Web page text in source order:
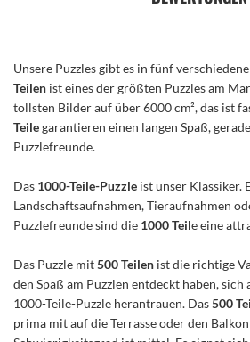
Unsere Puzzles gibt es in fünf
Teilen ist eines der größten Puzzles am
tollsten Bilder auf über 6000 cm², das ist
Teilegarantieren einen langen Spaß,
Puzzlefreunde.
Das 1000-Teile-Puzzle ist unser Klassiker.
Landschaftsaufnahmen, Tieraufnahmen
Puzzlefreunde sind die 1000 Teile eine
Das Puzzle mit500 Teilen ist die richtige
den Spaß am Puzzlen entdeckt haben,
1000-Teile-Puzzle herantrauen. Das500
prima mit auf die Terrasse oder den